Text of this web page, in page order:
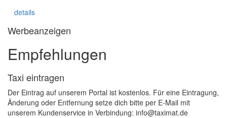
details
Werbeanzeigen
Empfehlungen
Taxi eintragen
Der Eintrag auf unserem Portal ist kostenlos. Für eine Eintragung,
Änderung oder Entfernung setze dich bitte per E-Mail mit
unserem Kundenservice in Verbindung: info@taximat.de